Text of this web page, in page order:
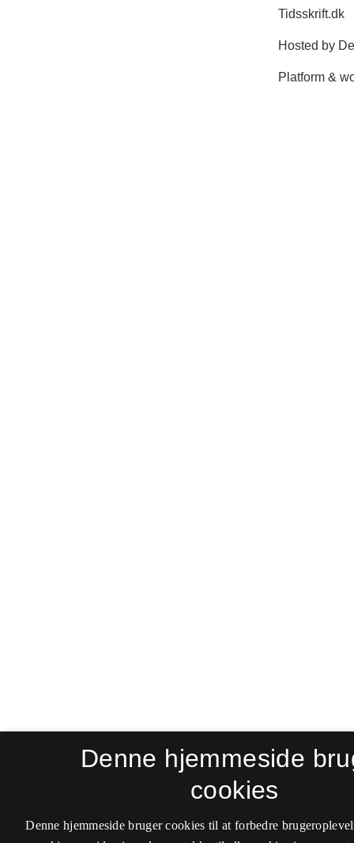
Denne hjemmeside
cookies
Denne hjemmeside bruger cookies til at forbedre